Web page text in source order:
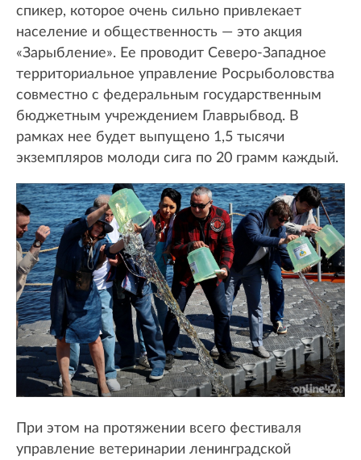
спикер, которое очень сильно привлекает
население и общественность — это акция
«Зарыбление». Ее проводит Северо-Западное
территориальное управление Росрыболовства
совместно с федеральным государственным
бюджетным учреждением Главрыбвод. В
рамках нее будет выпущено 1,5 тысячи
экземпляров молоди сига по 20 грамм каждый.
При этом на протяжении всего фестиваля
управление ветеринарии ленинградской